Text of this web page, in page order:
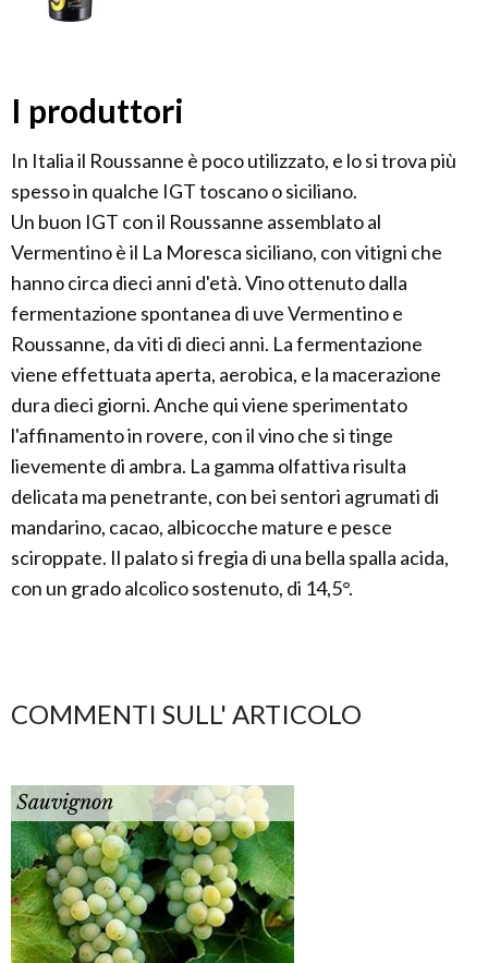
I produttori
In Italia il Roussanne è poco utilizzato, e lo si trova più
spesso in qualche IGT toscano o siciliano.
Un buon IGT con il Roussanne assemblato al
Vermentino è il La Moresca siciliano, con vitigni che
hanno circa dieci anni d'età. Vino ottenuto dalla
fermentazione spontanea di uve Vermentino e
Roussanne, da viti di dieci anni. La fermentazione
viene effettuata aperta, aerobica, e la macerazione
dura dieci giorni. Anche qui viene sperimentato
l'affinamento in rovere, con il vino che si tinge
lievemente di ambra. La gamma olfattiva risulta
delicata ma penetrante, con bei sentori agrumati di
mandarino, cacao, albicocche mature e pesce
sciroppate. Il palato si fregia di una bella spalla acida,
con un grado alcolico sostenuto, di 14,5°.
COMMENTI SULL' ARTICOLO
Sauvignon